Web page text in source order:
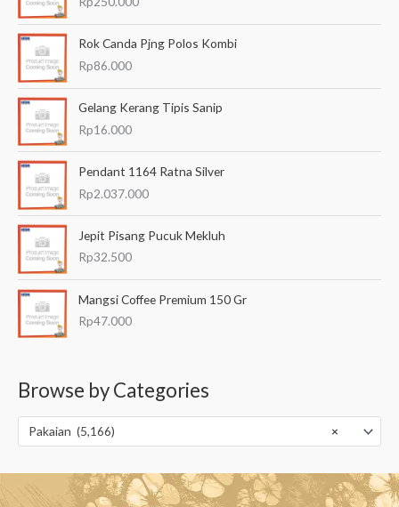
Rok Canda Pjng Polos Kombi
Rp86.000
Gelang Kerang Tipis Sanip
Rp16.000
Pendant 1164 Ratna Silver
Rp2.037.000
Jepit Pisang Pucuk Mekluh
Rp32.500
Mangsi Coffee Premium 150 Gr
Rp47.000
Browse by Categories
×
Pakaian (5,166)